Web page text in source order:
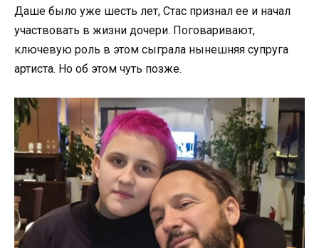
Даше было уже шесть лет, Стас признал ее и начал
участвовать в жизни дочери. Поговаривают,
ключевую роль в этом сыграла нынешняя супруга
артиста. Но об этом чуть позже.